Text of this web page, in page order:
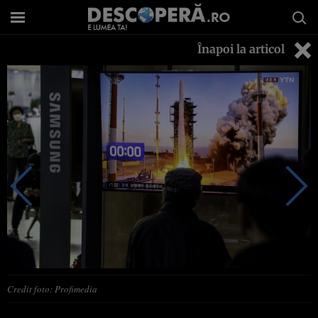
Înapoi la articol
Credit foto: Profimedia